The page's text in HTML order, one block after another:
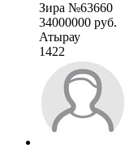
Зира №63660
34000000 руб.
Атырау
1422